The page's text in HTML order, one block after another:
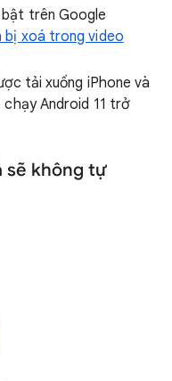
bật trên Google
bị xoá trong video
tải xuống iPhone và
Android 11 trở
sẽ không tự